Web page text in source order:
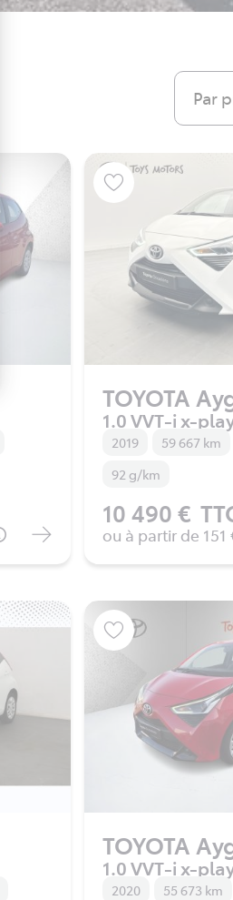
Par
TOYOTA
1.0 VVT-i x-
2019 59 667 km
92 g/km
10 490 €
ou à partir de 151
TOYOTA
1.0 VVT-i x-
2020 55 673 km